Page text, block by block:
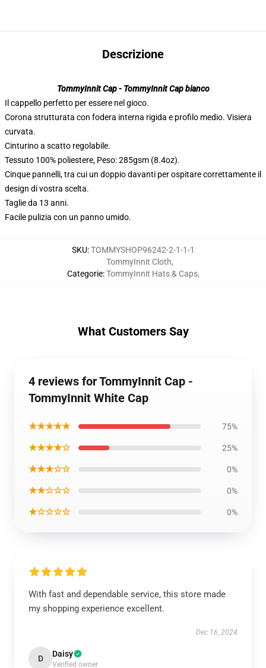
Descrizione
TommyInnit Cap - TommyInnit Cap bianco
Il cappello perfetto per essere nel gioco.
Corona strutturata con fodera interna rigida e profilo medio. Visiera
curvata.
Cinturino a scatto regolabile.
Tessuto 100% poliestere, Peso: 285gsm (8.4oz).
Cinque pannelli, tra cui un doppio davanti per ospitare correttamente il
design di vostra scelta.
Taglie da 13 anni.
Facile pulizia con un panno umido.
SKU:TOMMYSHOP96242-2-1-1-1
Categorie:
TommyInnit Cloth,
TommyInnit Hats & Caps,
What Customers Say
4 reviews for TommyInnit Cap -
TommyInnit White Cap
★★★★★ 75%
★★★★☆ 25%
★★★☆☆ 0%
★★☆☆☆ 0%
★☆☆☆☆ 0%
With fast and dependable service, this store made
my shopping experience excellent.
Dec 16, 2024
D Daisy
Verified owner